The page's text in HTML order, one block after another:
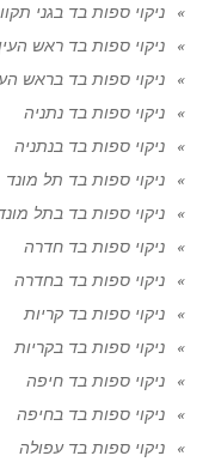
ניקוי ספות בד בגני
ניקוי ספות בד ראש העין
ניקוי ספות בד בראש
ניקוי ספות בד נתניה
ניקוי ספות בד בנתניה
ניקוי ספות בד תל מונד
ניקוי ספות בד בתל
ניקוי ספות בד חדרה
ניקוי ספות בד בחדרה
ניקוי ספות בד קריות
ניקוי ספות בד בקריות
ניקוי ספות בד חיפה
ניקוי ספות בד בחיפה
ניקוי ספות בד עפולה